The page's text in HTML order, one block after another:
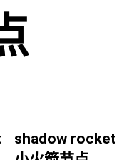
shadow rocket